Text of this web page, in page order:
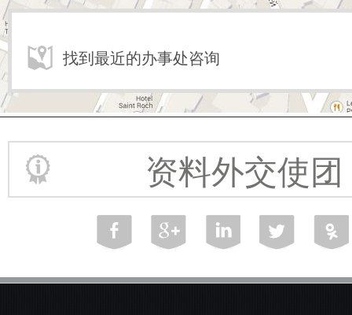
找到最近的办事处咨询
资料外交使